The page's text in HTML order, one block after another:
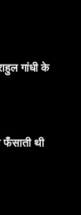
गांधी के
थी